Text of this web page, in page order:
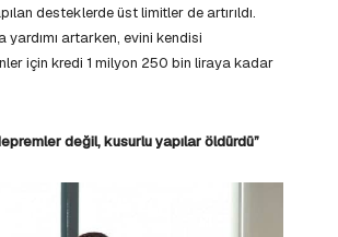
desteklerde üst limitler de artırıldı.
yardımı artarken, evini kendisi
için kredi 1 milyon 250 bin liraya kadar
değil, kusurlu yapılar öldürdü”